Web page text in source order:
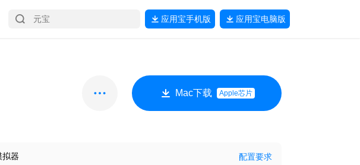
应用宝手机版 应用宝电脑版
Mac下载 Apple芯片
拟器 配置要求